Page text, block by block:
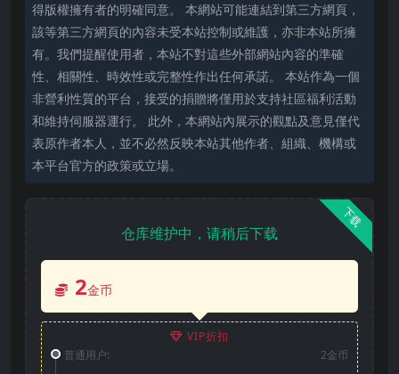
得版權擁有者的明確同意。 本網站可能連結到第三方網頁，
該等第三方網頁的內容未受本站控制或維護，亦非本站所擁
有。我們提醒使用者，本站不對這些外部網站內容的準確
性、相關性、時效性或完整性作出任何承諾。 本站作為一個
非營利性質的平台，接受的捐贈將僅用於支持社區福利活動
和維持伺服器運行。 此外，本網站內展示的觀點及意見僅代
表原作者本人，並不必然反映本站其他作者、組織、機構或
本平台官方的政策或立場。
下载
仓库维护中，请稍后下载
2金币
VIP折扣
普通用户:
2金币